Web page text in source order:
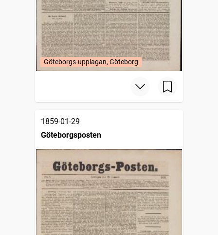
Göteborgs-upplagan, Göteborg
1859-01-29
Göteborgsposten